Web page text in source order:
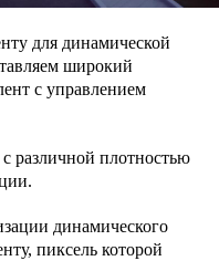
для динамической
широкий
с управлением
различной плотностью
динамического
пиксель которой